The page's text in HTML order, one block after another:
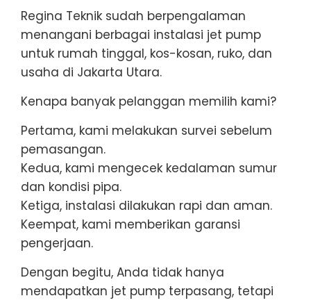
Regina Teknik sudah berpengalaman
menangani berbagai instalasi jet pump
untuk rumah tinggal, kos-kosan, ruko, dan
usaha di Jakarta Utara.
Kenapa banyak pelanggan memilih kami?
Pertama, kami melakukan survei sebelum
pemasangan.
Kedua, kami mengecek kedalaman sumur
dan kondisi pipa.
Ketiga, instalasi dilakukan rapi dan aman.
Keempat, kami memberikan garansi
pengerjaan.
Dengan begitu, Anda tidak hanya
mendapatkan jet pump terpasang, tetapi